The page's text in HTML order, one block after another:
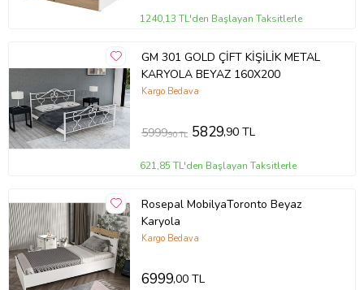
1240,13 TL'den Başlayan Taksitlerle
GM 301 GOLD ÇİFT KİŞİLİK METAL
KARYOLA BEYAZ 160X200
Kargo Bedava
5999,90 TL 5829,90 TL
621,85 TL'den Başlayan Taksitlerle
Rosepal MobilyaToronto Beyaz
Karyola
Kargo Bedava
6999,00 TL